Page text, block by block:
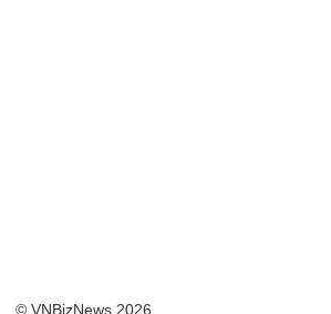
© VNBizNews 2026